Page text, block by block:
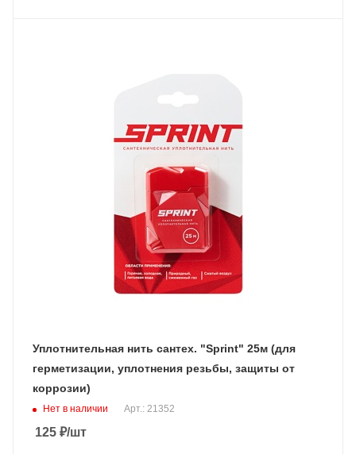
Уплотнительная нить сантех. "Sprint" 25м (для
герметизации, уплотнения резьбы, защиты от
коррозии)
Нет в наличии Арт.: 21352
125 ₽/шт